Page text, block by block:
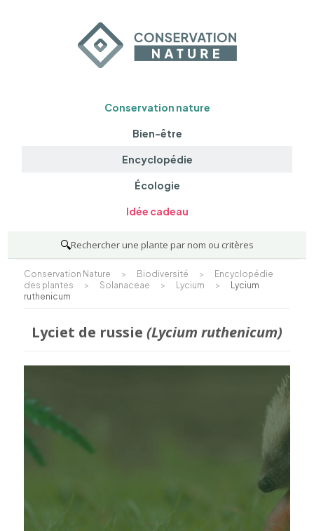
Conservation nature
Bien-être
Encyclopédie
Écologie
Idée cadeau
🔍Rechercher une plante par nom ou critères
Conservation Nature > Biodiversité >
Encyclopédie
des plantes
> Solanaceae > Lycium >
Lycium
ruthenicum
Lyciet de russie (Lycium ruthenicum)